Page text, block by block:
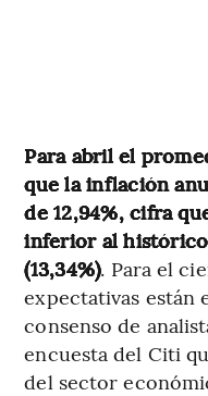
Para abril el
que la inflación
de 12,94%, cifra
inferior al
(13,34%). Para el
expectativas están
consenso de
encuesta del Citi
del sector